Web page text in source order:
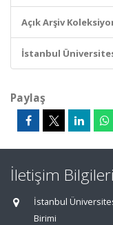
Açık Arşiv
İstanbul
Paylaş
İletişim Bilgileri
İstanbul
Birimi